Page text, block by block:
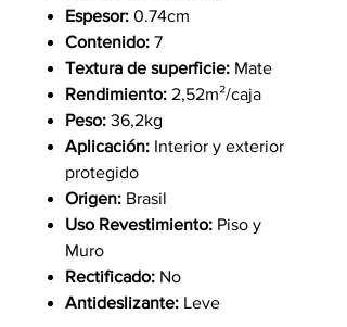
Espesor: 0.74cm
Contenido: 7
Textura de superficie: Mate
Rendimiento: 2,52m²/caja
Peso: 36,2kg
Aplicación: Interior y exterior
protegido
Origen: Brasil
Uso Revestimiento: Piso y
Muro
Rectificado: No
Antideslizante: Leve